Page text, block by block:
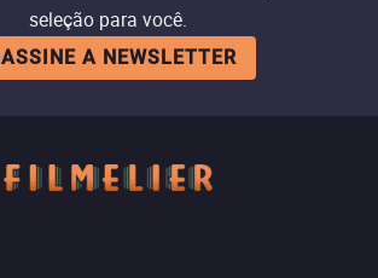
seleção para você.
ASSINE A NEWSLETTER